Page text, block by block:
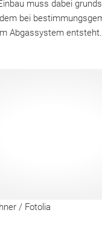
muss dabei
bei
Abgassystem entsteht.
/ Fotolia